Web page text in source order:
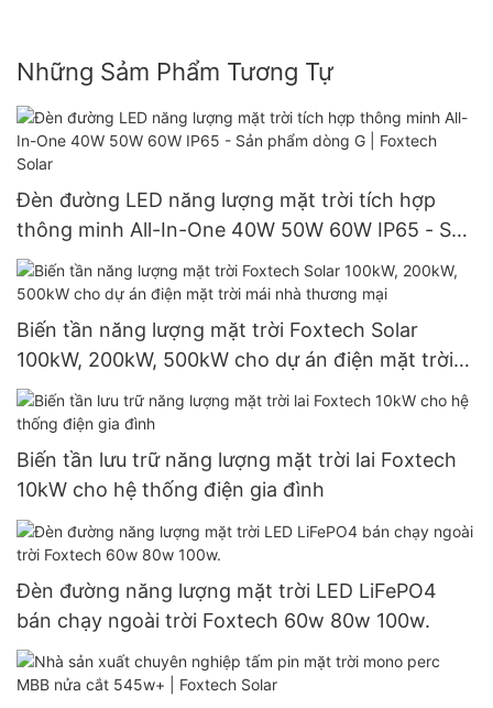
Những Sảm Phẩm Tương Tự
Đèn đường LED năng lượng mặt trời tích hợp
thông minh All-In-One 40W 50W 60W IP65 - Sản
phẩm dòng G | Foxtech Solar
Biến tần năng lượng mặt trời Foxtech Solar
100kW, 200kW, 500kW cho dự án điện mặt trời
mái nhà thương mại
Biến tần lưu trữ năng lượng mặt trời lai Foxtech
10kW cho hệ thống điện gia đình
Đèn đường năng lượng mặt trời LED LiFePO4
bán chạy ngoài trời Foxtech 60w 80w 100w.